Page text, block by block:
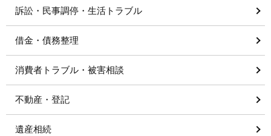
訴訟・民事調停・生活トラブル
借金・債務整理
消費者トラブル・被害相談
不動産・登記
遺産相続